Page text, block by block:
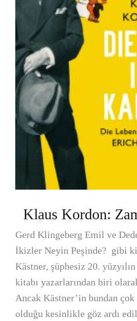
Klaus Kordon:
Gerd Klingeberg Emil ve
İkizler Neyin Peşinde? gibi
Kästner, şüphesiz 20.
kitabı yazarlarından biri
Ancak Kästner’in bundan çok
olduğu kesinlikle göz ardı